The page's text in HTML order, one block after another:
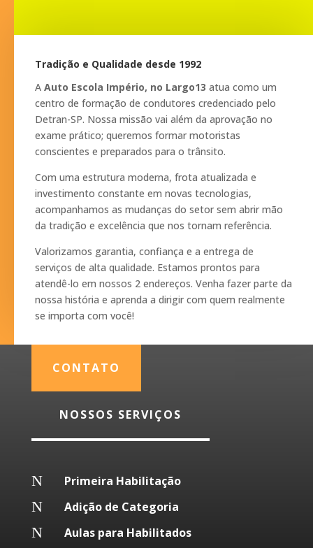
Tradição e Qualidade desde 1992
A Auto Escola Império, no Largo13 atua como um
centro de formação de condutores credenciado pelo
Detran-SP. Nossa missão vai além da aprovação no
exame prático; queremos formar motoristas
conscientes e preparados para o trânsito.
Com uma estrutura moderna, frota atualizada e
investimento constante em novas tecnologias,
acompanhamos as mudanças do setor sem abrir mão
da tradição e excelência que nos tornam referência.
Valorizamos garantia, confiança e a entrega de
serviços de alta qualidade. Estamos prontos para
atendê-lo em nossos 2 endereços. Venha fazer parte da
nossa história e aprenda a dirigir com quem realmente
se importa com você!
CONTATO
NOSSOS SERVIÇOS
N Primeira Habilitação
N Adição de Categoria
N Aulas para Habilitados